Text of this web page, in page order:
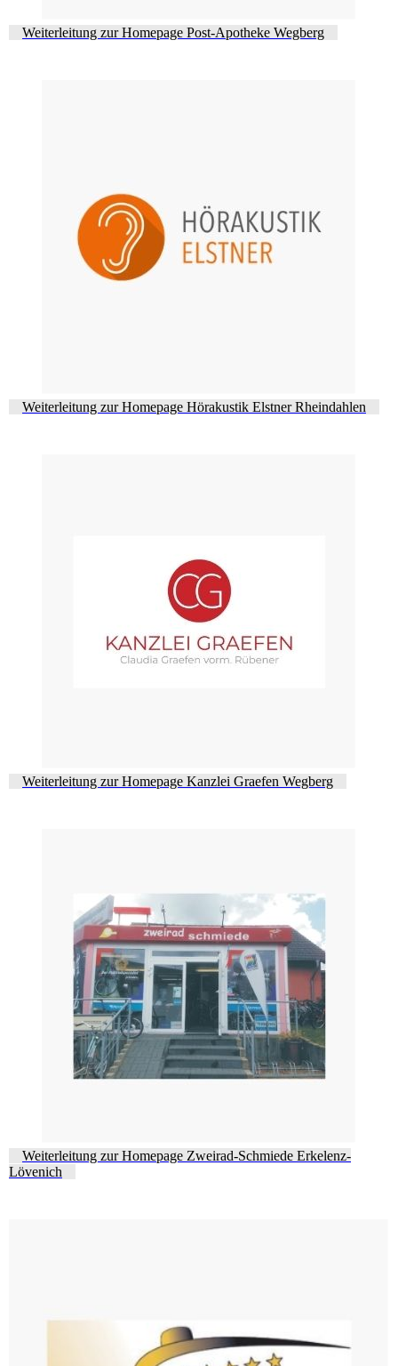
Weiterleitung zur Homepage Post-Apotheke Wegberg
Weiterleitung zur Homepage Hörakustik Elstner Rheindahlen
Weiterleitung zur Homepage Kanzlei Graefen Wegberg
Weiterleitung zur Homepage Zweirad-Schmiede Erkelenz-
Lövenich